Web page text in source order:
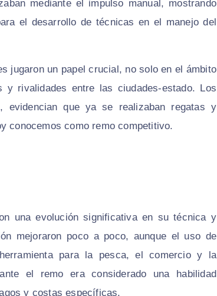
mediante el impulso manual, mostrando
el desarrollo de técnicas en el manejo del
jugaron un papel crucial, no solo en el ámbito
rivalidades entre las ciudades-estado. Los
evidencian que ya se realizaban regatas y
conocemos como remo competitivo.
una evolución significativa en su técnica y
mejoraron poco a poco, aunque el uso de
para la pesca, el comercio y la
el remo era considerado una habilidad
y costas específicas.